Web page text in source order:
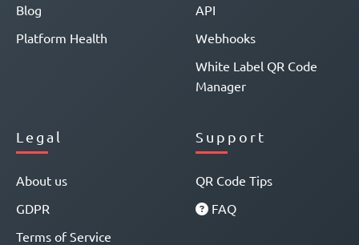
Blog
Platform Health
API
Webhooks
White Label QR Code
Manager
Legal
About us
GDPR
Terms of Service
Support
QR Code Tips
FAQ